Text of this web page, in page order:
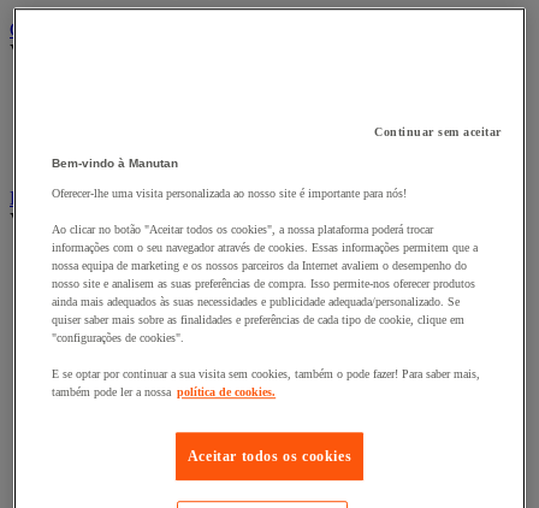
Contentor móvel gradeado
Ver todas as categorias
Contentor móvel standard
Empilhador, Mesa Elevatória e Sistemas de Elevação
Ver todas as categorias
Balanceiro
Elevador de elevação
Elevador de materiais
Empilhador
Grua
Grua e guindaste de oficina
Guincho de elevação, reboque e tração
Macaco de bomba hidráulica e acessórios
Ponte de acesso e rampa de carga
Continuar sem aceitar
Bem-vindo à Manutan
Oferecer-lhe uma visita personalizada ao nosso site é importante para nós!
Ao clicar no botão "Aceitar todos os cookies", a nossa plataforma poderá trocar
informações com o seu navegador através de cookies. Essas informações permitem que a
nossa equipa de marketing e os nossos parceiros da Internet avaliem o desempenho do
nosso site e analisem as suas preferências de compra. Isso permite-nos oferecer produtos
ainda mais adequados às suas necessidades e publicidade adequada/personalizado. Se
quiser saber mais sobre as finalidades e preferências de cada tipo de cookie, clique em
"configurações de cookies".
E se optar por continuar a sua visita sem cookies, também o pode fazer! Para saber mais,
também pode ler a nossa política de cookies.
Aceitar todos os cookies